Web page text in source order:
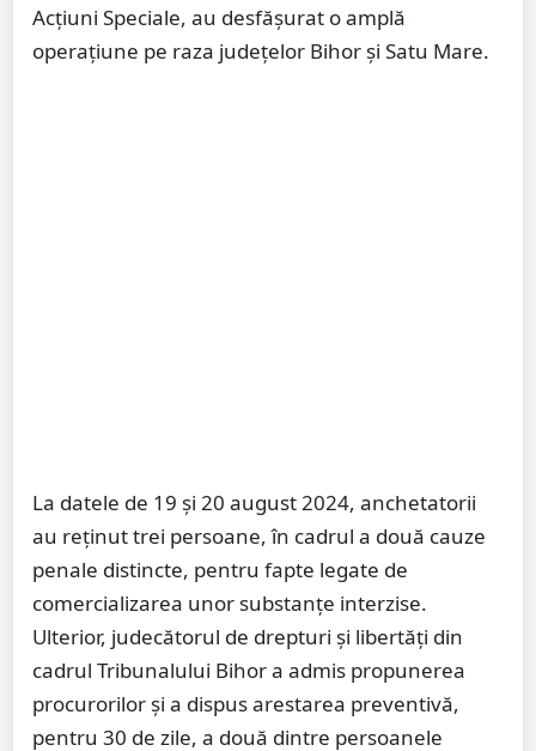
Acțiuni Speciale, au desfășurat o amplă
operațiune pe raza județelor Bihor și Satu Mare.
La datele de 19 și 20 august 2024, anchetatorii
au reținut trei persoane, în cadrul a două cauze
penale distincte, pentru fapte legate de
comercializarea unor substanțe interzise.
Ulterior, judecătorul de drepturi și libertăți din
cadrul Tribunalului Bihor a admis propunerea
procurorilor și a dispus arestarea preventivă,
pentru 30 de zile, a două dintre persoanele